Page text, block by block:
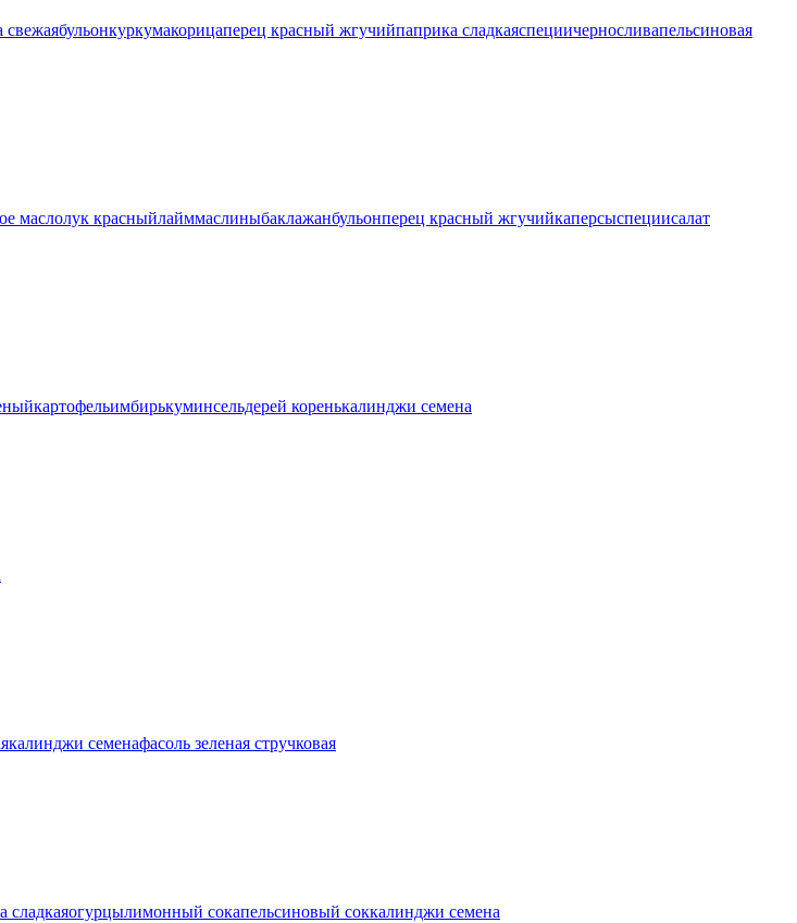
свежаябульонкуркумакорицаперец красный жгучийпаприка сладкаяспециичерносливапельсиновая
маслолук красныйлайммаслиныбаклажанбульонперец красный жгучийкаперсыспециисалат
картофельимбирькуминсельдерей коренькалинджи семена
калинджи семенафасоль зеленая стручковая
сладкаяогурцылимонный сокапельсиновый соккалинджи семена